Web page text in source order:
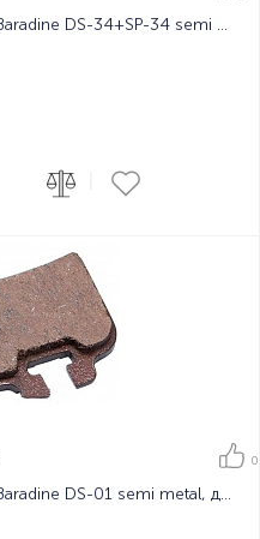
Дискові гальмівні колодки Baradine DS-34+SP-34 semi metal, для Avid Code/Code5
0
Дискові гальмівні колодки Baradine DS-01 semi metal, для Hayes Hydr, Mech